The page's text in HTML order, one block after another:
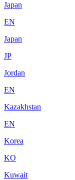
Japan
EN
Japan
JP
Jordan
EN
Kazakhstan
EN
Korea
KO
Kuwait